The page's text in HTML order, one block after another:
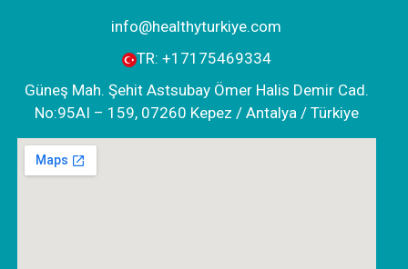
info@healthyturkiye.com
TR: +‪17175469334‬
Güneş Mah. Şehit Astsubay Ömer Halis Demir Cad.
No:95AI – 159, 07260 Kepez / Antalya / Türkiye